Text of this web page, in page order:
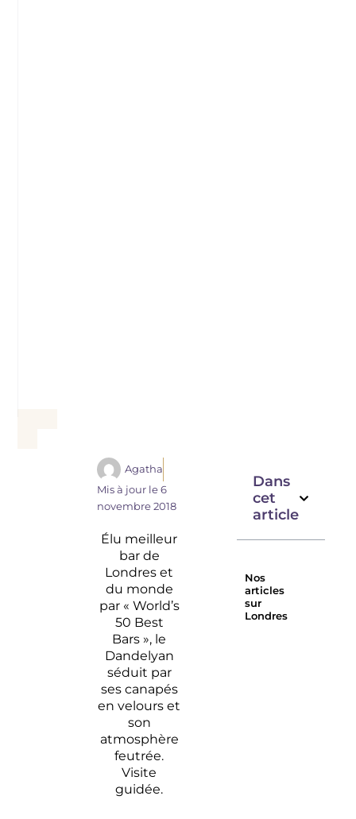
Agatha
Mis à jour le6
novembre 2018
Élu meilleur
bar de
Londres et
du monde
par « World’s
50 Best
Bars », le
Dandelyan
séduit par
ses canapés
en velours et
son
atmosphère
feutrée.
Visite
guidée.
Dans
cet
article
Nos
articles
sur
Londres